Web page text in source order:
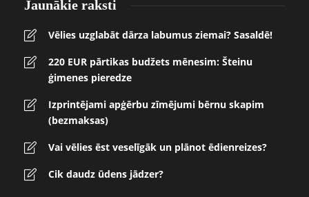
Jaunākie raksti
Vēlies uzglabāt dārza labumus ziemai? Sasaldē!
220 EUR pārtikas budžets mēnesim: Šteinu
ģimenes pieredze
Izprintējami apģērbu zīmējumi bērnu skapim
(bezmaksas)
Vai vēlies ēst veselīgāk un plānot ēdienreizes?
Cik daudz ūdens jādzer?